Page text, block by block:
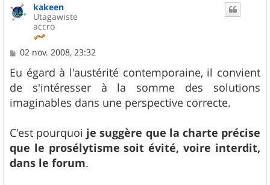
kakeen
Utagawiste
accro
M
s
s
a
g
e
02 nov. 2008, 23:32
Eu égard à l'austérité contemporaine, il convient
de s'intéresser à la somme des solutions
imaginables dans une perspective correcte.
C'est pourquoi je suggère que la charte précise
que le prosélytisme soit évité, voire interdit,
dans le forum.